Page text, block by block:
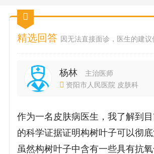
精选回答 因无法直接面诊，医生的建议
杨林
主治医师
资阳市人民医院 皮肤科
作为一名皮肤病医生，我了解到
的科学证据证明构树叶子可以彻底
虽然构树叶子中含有一些具有抗